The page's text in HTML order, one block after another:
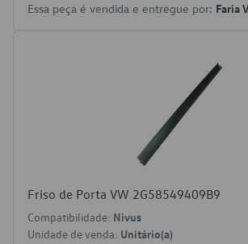
Essa peça é vendida e entregue por: Faria
Friso de Porta VW 2G58549409B9
Compatibilidade: Nivus
Unidade de venda: Unitário(a)